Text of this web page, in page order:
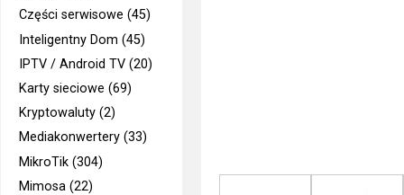
Części serwisowe (45)
Inteligentny Dom (45)
IPTV / Android TV (20)
Karty sieciowe (69)
Kryptowaluty (2)
Mediakonwertery (33)
MikroTik (304)
Mimosa (22)